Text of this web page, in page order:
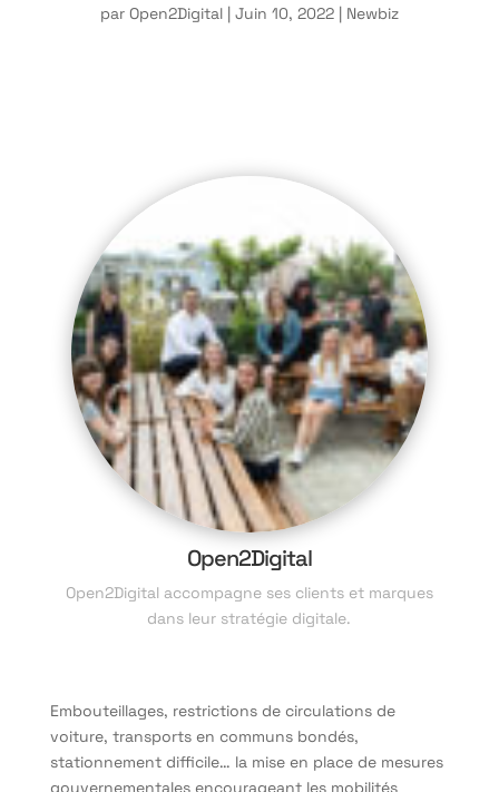
par Open2Digital| Juin 10, 2022| Newbiz
Open2Digital
Open2Digital accompagne ses clients et marques
dans leur stratégie digitale.
Embouteillages, restrictions de circulations de
voiture, transports en communs bondés,
stationnement difficile… la mise en place de mesures
gouvernementales encourageant les mobilités